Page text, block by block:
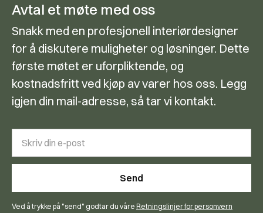
Avtal et møte med oss
Snakk med en profesjonell interiørdesigner
for å diskutere muligheter og løsninger. Dette
første møtet er uforpliktende, og
kostnadsfritt ved kjøp av varer hos oss. Legg
igjen din mail-adresse, så tar vi kontakt.
Ved å trykke på "send" godtar du våre Retningslinjer for personvern